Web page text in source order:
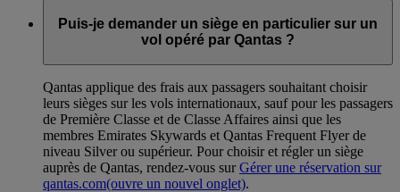
Puis-je demander un siège en particulier sur un
vol opéré par Qantas ?
Qantas applique des frais aux passagers souhaitant choisir
leurs sièges sur les vols internationaux, sauf pour les passagers
de Première Classe et de Classe Affaires ainsi que les
membres Emirates Skywards et Qantas Frequent Flyer de
niveau Silver ou supérieur. Pour choisir et régler un siège
auprès de Qantas, rendez-vous surGérer une réservation sur
qantas.com(ouvre un nouvel onglet).